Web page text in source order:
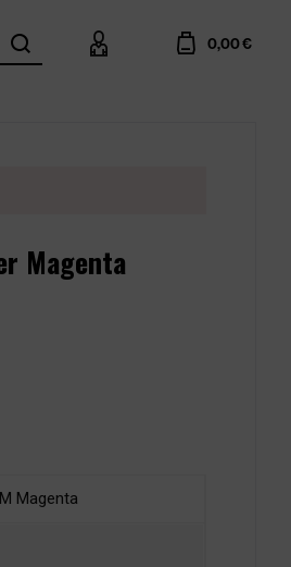
search account cart 0,00 €
Magenta
Magenta